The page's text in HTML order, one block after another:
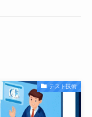
テスト技術